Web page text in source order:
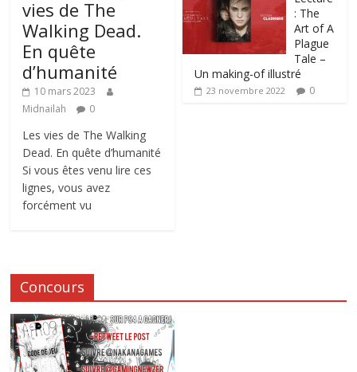
vies de The
Walking Dead.
En quête
d’humanité
10 mars 2023
Midnailah
0
Les vies de The Walking
Dead. En quête d’humanité
Si vous êtes venu lire ces
lignes, vous avez
forcément vu
: The
Art of A
Plague
Tale –
Un making-of illustré
23 novembre 2022 0
Concours